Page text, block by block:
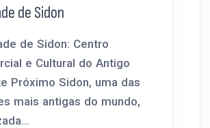
de Sidon
de Sidon: Centro
e Cultural do Antigo
Próximo Sidon, uma das
mais antigas do mundo,